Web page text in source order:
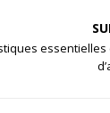
essentielles